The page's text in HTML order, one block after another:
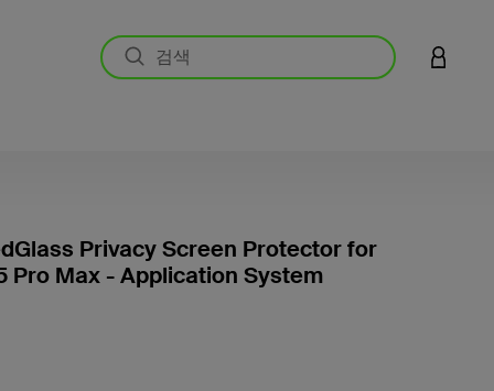
LOGIN
Privacy Screen Protector for
Pro Max - Application System